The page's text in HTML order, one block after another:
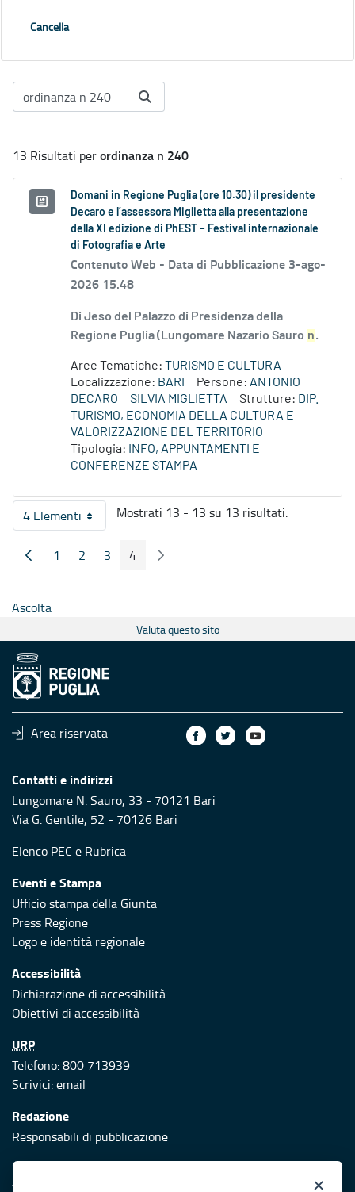
Cancella
13 Risultati perordinanza n 240
Domani in Regione Puglia (ore 10.30) il presidente
Decaro e l’assessora Miglietta alla presentazione
della XI edizione di PhEST – Festival internazionale
di Fotografia e Arte
Contenuto Web - Data di Pubblicazione 3-ago-
2026 15.48
Di Jeso del Palazzo di Presidenza della
Regione Puglia (Lungomare Nazario Sauro n.
Aree Tematiche: TURISMO E CULTURA
Localizzazione: BARI Persone: ANTONIO
DECARO
SILVIA MIGLIETTA Strutture: DIP.
TURISMO, ECONOMIA DELLA CULTURA E
VALORIZZAZIONE DEL TERRITORIO
Tipologia:
INFO, APPUNTAMENTI E
CONFERENZE STAMPA
4 ElementiPer pagina
Mostrati 13 - 13 su 13 risultati.
Pagina Precedente
Pagina
1 Pagina
2 Pagina
3 Pagina
4 Pagina Seguente
Ascolta
Valuta questo sito
Area riservata
Contatti e indirizzi
Lungomare N. Sauro, 33 - 70121 Bari
Via G. Gentile, 52 - 70126 Bari
Elenco PEC e Rubrica
Eventi e Stampa
Ufficio stampa della Giunta
Press Regione
Logo e identità regionale
Accessibilità
Dichiarazione di accessibilità
Obiettivi di accessibilità
URP
Telefono: 800 713939
Scrivici:email
Redazione
Responsabili di pubblicazione
Protezione civile
×